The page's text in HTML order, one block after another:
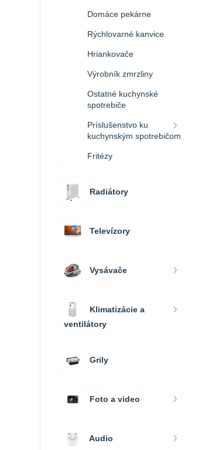
Domáce pekárne
Rýchlovarné kanvice
Hriankovače
Výrobník zmrzliny
Ostatné kuchynské
spotrebiče
Príslušenstvo ku
kuchynským spotrebičom
Fritézy
Radiátory
Televízory
Vysávače
Klimatizácie a
ventilátory
Grily
Foto a video
Audio